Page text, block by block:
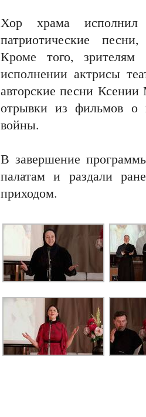
Хор храма исполнил
патриотические
Кроме того,
исполнении актрисы
авторские песни
отрывки из фильмов о
войны.
В завершение
палатам и раздали
приходом.